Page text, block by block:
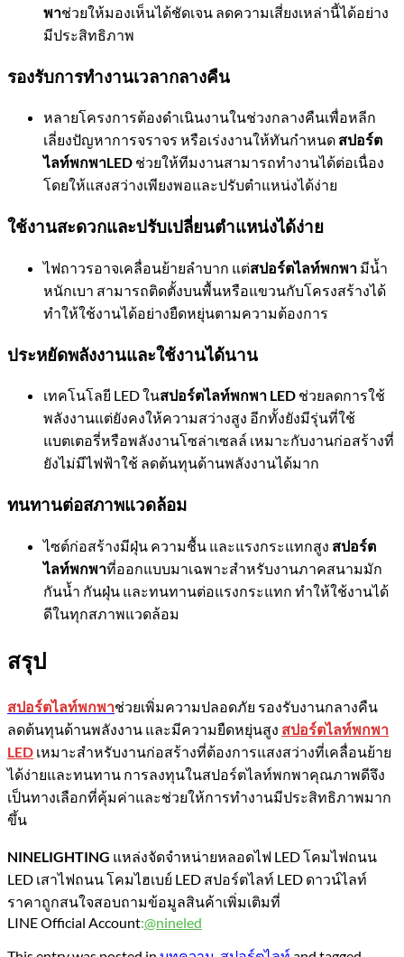
พาช่วยให้มองเห็นได้ชัดเจน ลดความเสี่ยงเหล่านี้ได้อย่าง
มีประสิทธิภาพ
รองรับการทำงานเวลากลางคืน
หลายโครงการต้องดำเนินงานในช่วงกลางคืนเพื่อหลีก
เลี่ยงปัญหาการจราจร หรือเร่งงานให้ทันกำหนด สปอร์ต
ไลท์พกพาLED ช่วยให้ทีมงานสามารถทำงานได้ต่อเนื่อง
โดยให้แสงสว่างเพียงพอและปรับตำแหน่งได้ง่าย
ใช้งานสะดวกและปรับเปลี่ยนตำแหน่งได้ง่าย
ไฟถาวรอาจเคลื่อนย้ายลำบาก แต่สปอร์ตไลท์พกพา มีน้ำ
หนักเบา สามารถติดตั้งบนพื้นหรือแขวนกับโครงสร้างได้
ทำให้ใช้งานได้อย่างยืดหยุ่นตามความต้องการ
ประหยัดพลังงานและใช้งานได้นาน
เทคโนโลยี LED ในสปอร์ตไลท์พกพา LED ช่วยลดการใช้
พลังงานแต่ยังคงให้ความสว่างสูง อีกทั้งยังมีรุ่นที่ใช้
แบตเตอรี่หรือพลังงานโซล่าเซลล์ เหมาะกับงานก่อสร้างที่
ยังไม่มีไฟฟ้าใช้ ลดต้นทุนด้านพลังงานได้มาก
ทนทานต่อสภาพแวดล้อม
ไซต์ก่อสร้างมีฝุ่น ความชื้น และแรงกระแทกสูง สปอร์ต
ไลท์พกพาที่ออกแบบมาเฉพาะสำหรับงานภาคสนามมัก
กันน้ำ กันฝุ่น และทนทานต่อแรงกระแทก ทำให้ใช้งานได้
ดีในทุกสภาพแวดล้อม
สรุป
สปอร์ตไลท์พกพาช่วยเพิ่มความปลอดภัย รองรับงานกลางคืน
ลดต้นทุนด้านพลังงาน และมีความยืดหยุ่นสูง สปอร์ตไลท์พกพา
LED เหมาะสำหรับงานก่อสร้างที่ต้องการแสงสว่างที่เคลื่อนย้าย
ได้ง่ายและทนทาน การลงทุนในสปอร์ตไลท์พกพาคุณภาพดีจึง
เป็นทางเลือกที่คุ้มค่าและช่วยให้การทำงานมีประสิทธิภาพมาก
ขึ้น
NINELIGHTING แหล่งจัดจำหน่ายหลอดไฟ LED โคมไฟถนน
LED เสาไฟถนน โคมไฮเบย์ LED สปอร์ตไลท์ LED ดาวน์ไลท์
ราคาถูกสนใจสอบถามข้อมูลสินค้าเพิ่มเติมที่
LINE Official Account:@nineled